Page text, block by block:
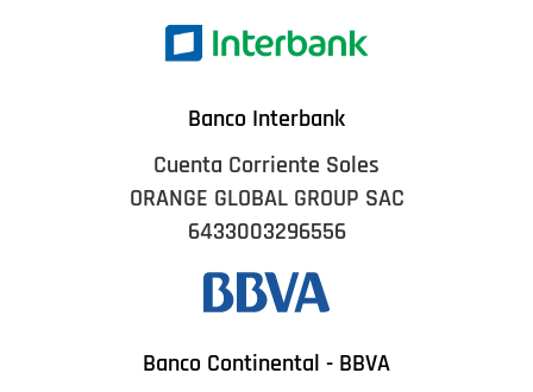
Banco Interbank
Cuenta Corriente Soles
ORANGE GLOBAL GROUP SAC
6433003296556
Banco Continental - BBVA